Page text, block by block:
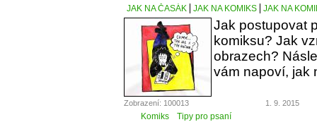
JAK NA ČASÁK JAK NA KOMIKS JAK NA
Jak postupovat
komiksu? Jak
obrazech?
vám napoví, jak
Zobrazení: 100013 1. 9. 2015
Komiks Tipy pro psaní